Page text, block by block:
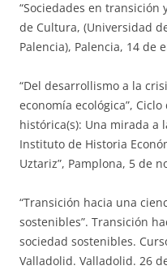
“Sociedades en transición
de Cultura, (Universidad
Palencia), Palencia, 14 de
“Del desarrollismo a la
economía ecológica”,
histórica(s): Una mirada a
Instituto de Historia
Uztariz”, Pamplona, 5 de
“Transición hacia una
sostenibles”. Transición
sociedad sostenibles.
Valladolid. Valladolid. 26